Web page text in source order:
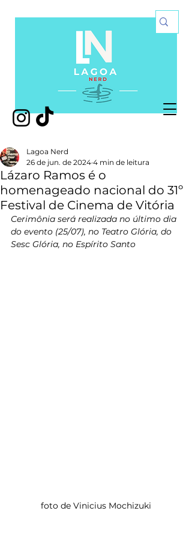
Lázaro Ramos é o
homenageado nacional do 31º
Festival de Cinema de Vitória
Lagoa Nerd
26 de jun. de 2024 4 min de leitura
Cerimônia será realizada no último dia
do evento (25/07), no Teatro Glória, do
Sesc Glória, no Espírito Santo
foto de Vinicius Mochizuki